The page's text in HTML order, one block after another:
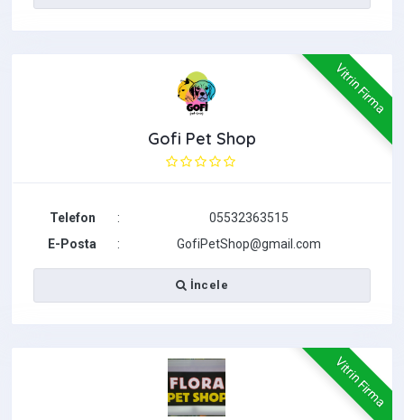
Vitrin Firma
Gofi Pet Shop
Telefon :
05532363515
E-Posta
: GofiPetShop@gmail.com
İncele
Vitrin Firma